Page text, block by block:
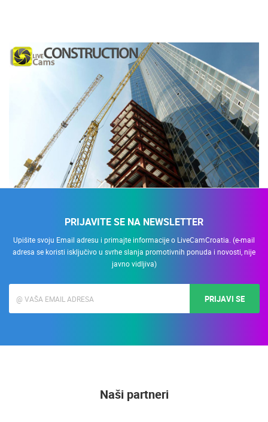
PRIJAVITE SE NA NEWSLETTER
Upišite svoju Email adresu i primajte informacije o LiveCamCroatia. (e-mail
adresa se koristi isključivo u svrhe slanja promotivnih ponuda i novosti, nije
javno vidljiva)
PRIJAVI SE
Naši partneri